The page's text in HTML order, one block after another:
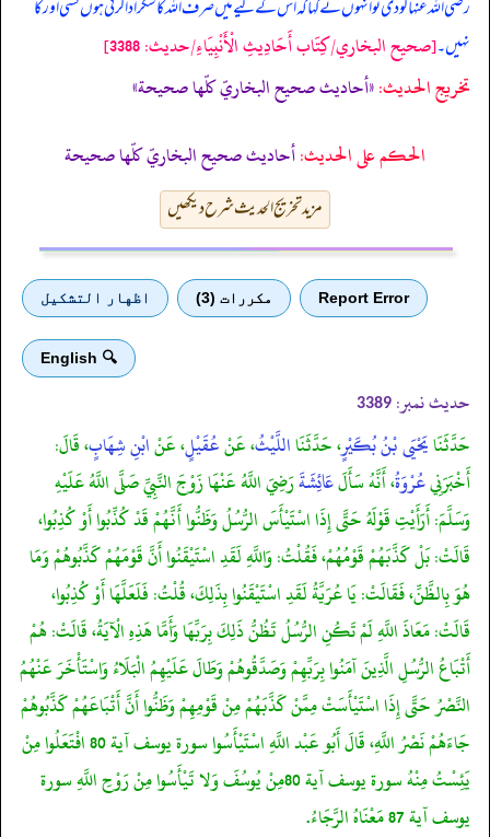
رضی اللہ عنہا کو دی تو انہوں نے کہا کہ اس کے لیے میں صرف اللہ کا شکر ادا کرتی ہوں کسی اور کا
نہیں۔[صحيح البخاري/كِتَاب أَحَادِيثِ الْأَنْبِيَاءِ/حدیث: 3388]
تخریج الحدیث:«أحاديث صحيح البخاريّ كلّها صحيحة»
الحكم على الحديث:أحاديث صحيح البخاريّ كلّها صحيحة
مزید تخریج الحدیث شرح دیکھیں
Report Error مكررات (3) اظهار التشكيل
🔍 English
حدیث نمبر: 3389
حَدَّثَنَايَحْيَى بْنُ بُكَيْرٍ، حَدَّثَنَااللَّيْثُ، عَنْعُقَيْلٍ، عَنْابْنِ شِهَابٍ، قَالَ:
أَخْبَرَنِيعُرْوَةُ، أَنَّهُ سَأَلَعَائِشَةَرَضِيَ اللَّهُ عَنْهَا زَوْجَ النَّبِيِّ صَلَّى اللَّهُ عَلَيْهِ
وَسَلَّمَ: أَرَأَيْتِ قَوْلَهُ حَتَّى إِذَا اسْتَيْأَسَ الرُّسُلُ وَظَنُّوا أَنَّهُمْ قَدْ كُذِّبُوا أَوْ كُذِبُوا،
قَالَتْ: بَلْ كَذَّبَهُمْ قَوْمُهُمْ، فَقُلْتُ: وَاللَّهِ لَقَدِ اسْتَيْقَنُوا أَنَّ قَوْمَهُمْ كَذَّبُوهُمْ وَمَا
هُوَ بِالظَّنِّ، فَقَالَتْ: يَا عُرَيَّةُ لَقَدِ اسْتَيْقَنُوا بِذَلِكَ، قُلْتُ: فَلَعَلَّهَا أَوْ كُذِبُوا،
قَالَتْ: مَعَاذَ اللَّهِ لَمْ تَكُنِ الرُّسُلُ تَظُنُّ ذَلِكَ بِرَبِّهَا وَأَمَّا هَذِهِ الْآيَةُ، قَالَتْ: هُمْ
أَتْبَاعُ الرُّسُلِ الَّذِينَ آمَنُوا بِرَبِّهِمْ وَصَدَّقُوهُمْ وَطَالَ عَلَيْهِمُ الْبَلَاءُ وَاسْتَأْخَرَ عَنْهُمُ
النَّصْرُ حَتَّى إِذَا اسْتَيْأَسَتْ مِمَّنْ كَذَّبَهُمْ مِنْ قَوْمِهِمْ وَظَنُّوا أَنَّ أَتْبَاعَهُمْ كَذَّبُوهُمْ
جَاءَهُمْ نَصْرُ اللَّهِ، قَالَ أَبُو عَبْد اللَّهِ اسْتَيْأَسُوا سورة يوسف آية 80 افْتَعَلُوا مِنْ
يَئِسْتُ مِنْهُ سورة يوسف آية 80مِنْ يُوسُفَ وَلا تَيْأَسُوا مِنْ رَوْحِ اللَّهِ سورة
يوسف آية 87 مَعْنَاهُ الرَّجَاءُ.